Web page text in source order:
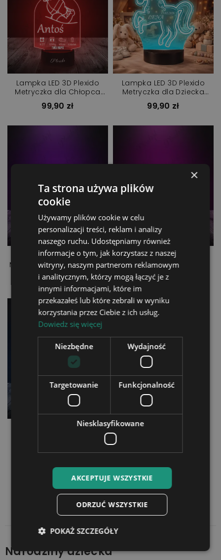
Lampka LED 3D Plexido
Metryczka dla Chłopca
Twój Grawer
99,90 zł
Lampka LED 3D Plexido
Metryczka dla Dziecka
Jednorożec
99,90 zł
Lampka LED 3D Plexido
Metryczka dla Dziewczynki
99,90 zł
Lampka LED 3D Plexido
Metryczka Pamiątka
99,90 zł
Lampka LED 3D Plexido
Zakochanych Twój Grawer
99,90 zł
Pokazano 1-9 z 9 pozycji
Narodziny dziecka
×
Ta strona używa plików
cookie
Używamy plików cookie w celu
personalizacji treści, reklam i analizy
naszego ruchu. Udostępniamy również
informacje o tym, jak korzystasz z naszej
witryny, naszym partnerom reklamowym
i analitycznym, którzy mogą łączyć je z
innymi informacjami, które im
przekazałeś lub które zebrali w wyniku
korzystania przez Ciebie z ich usług.
Dowiedz się więcej
Niezbędne Wydajność
Targetowanie Funkcjonalność
Niesklasyfikowane
AKCEPTUJE WSZYSTKIE
ODRZUĆ WSZYSTKIE
POKAŻ SZCZEGÓŁY